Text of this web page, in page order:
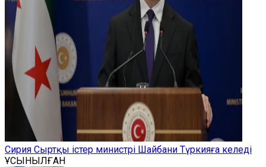
Сирия Сыртқы істер министрі Шайбани Түркияға келеді
ҰСЫНЫЛҒАН